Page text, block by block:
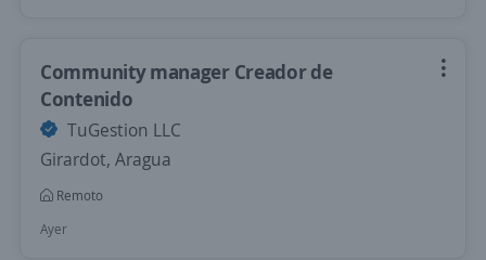
Community manager Creador de
Contenido
TuGestion LLC
Girardot, Aragua
Remoto
Ayer